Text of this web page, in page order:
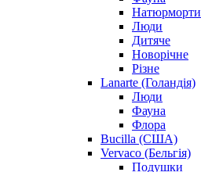
Натюрморти
Люди
Дитяче
Новорічне
Різне
Lanarte (Голандія)
Люди
Фауна
Флора
Bucilla (США)
Vervaco (Бельгія)
Подушки